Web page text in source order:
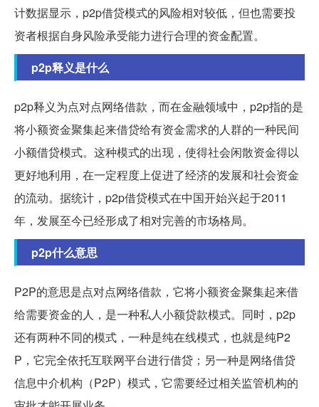
计数据显示，p2p借贷模式的风险相对较低，但也需要投
资者根据自身风险承受能力进行合理的资金配置。
p2p释义是什么
p2p释义为点对点网络借款，而在金融领域中，p2p指的是
将小额资金聚集起来借贷给有资金需求的人群的一种民间
小额借贷模式。这种模式的出现，使得社会闲散资金得以
更好地利用，在一定程度上促进了经济的发展和社会资金
的流动。据统计，p2p借贷模式在中国开始兴起于2011
年，发展至今已经形成了相对完善的市场格局。
p2p什么意思
P2P的意思是点对点网络借款，它将小额资金聚集起来借
给需要资金的人，是一种私人小额贷款模式。同时，p2p
还有两种不同的模式，一种是纯在线模式，也就是纯P2
P，它完全依托互联网平台进行借贷；另一种是网络借贷
信息中介机构（P2P）模式，它需要经过相关监管机构的